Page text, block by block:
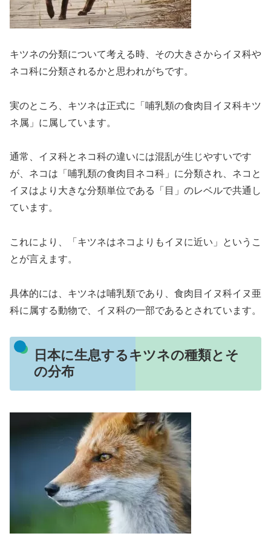
キツネの分類について考える時、その大きさからイヌ科や
ネコ科に分類されるかと思われがちです。
実のところ、キツネは正式に「哺乳類の食肉目イヌ科キツ
ネ属」に属しています。
通常、イヌ科とネコ科の違いには混乱が生じやすいです
が、ネコは「哺乳類の食肉目ネコ科」に分類され、ネコと
イヌはより大きな分類単位である「目」のレベルで共通し
ています。
これにより、「キツネはネコよりもイヌに近い」というこ
とが言えます。
具体的には、キツネは哺乳類であり、食肉目イヌ科イヌ亜
科に属する動物で、イヌ科の一部であるとされています。
日本に生息するキツネの種類とそ
の分布